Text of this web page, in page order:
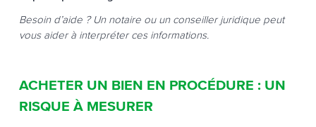
Besoin d’aide ? Un notaire ou un conseiller juridique peut
vous aider à interpréter ces informations.
ACHETER UN BIEN EN PROCÉDURE : UN
RISQUE À MESURER